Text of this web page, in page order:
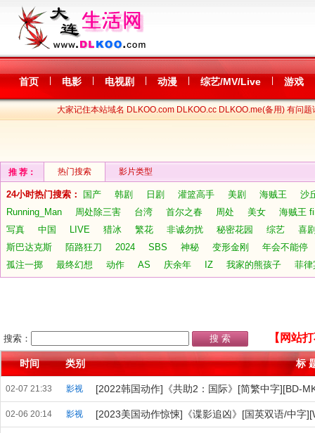
首页 电影 电视剧 动漫 综艺/MV/Live 游戏
大家记住本站域名 DLKOO.com DLKOO.cc DLKOO.me(备用) 有问题
推 荐： 热门搜索 影片类型
24小时热门搜索： 国产 韩剧 日剧 灌篮高手 美剧 海贼王
沙
Running_Man
周处除三害 台湾 首尔之春 周处 美女
海贼王
写真
中国 LIVE 猎冰 繁花 非诚勿扰 秘密花园 综艺
喜
斯巴达克斯
陌路狂刀 2024 SBS 神秘 变形金刚
年会不能停
孤注一掷
最终幻想 动作 AS 庆余年 IZ 我家的熊孩子 菲律
搜索： 【网站
时间 类别 标
02-07 21:33 影视 [2022韩国动作]《共助2：国际》[简繁中字][BD-
02-06 20:14 影视 [2023美国动作惊悚]《谍影追凶》[国英双语/中字